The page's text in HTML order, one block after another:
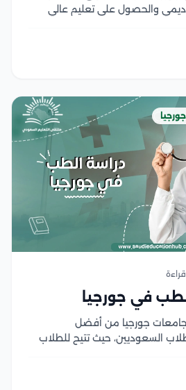
والحصول على تعليم عالي
باستخدام أحدث...
في جورجيا
جورجيا من أفضل
السعوديين، حيث تتيح للطلاب
بالإضافة إلى قيام الجامعات